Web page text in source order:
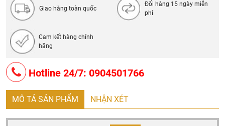
Giao hàng toàn quốc
Đổi hàng 15 ngày miễn
phí
Cam kết hàng chính
hãng
Hotline 24/7: 0904501766
MÔ TẢ SẢN PHẨM NHẬN XÉT